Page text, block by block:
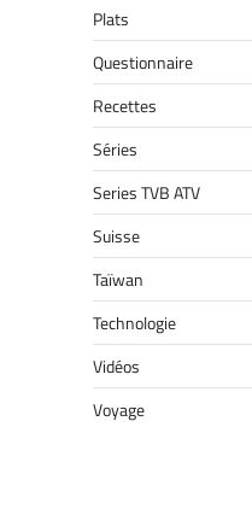
Plats
Questionnaire
Recettes
Séries
Series TVB ATV
Suisse
Taïwan
Technologie
Vidéos
Voyage